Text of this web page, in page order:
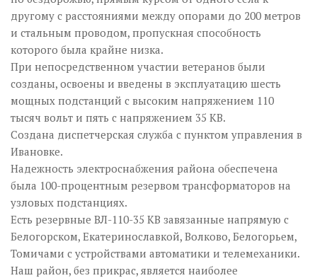
другому с расстояниями между опорами до 200 метров
и стальным проводом, пропускная способность
которого была крайне низка.
При непосредственном участии ветеранов были
созданы, освоены и введены в эксплуатацию шесть
мощных подстанций с высоким напряжением 110
тысяч вольт и пять с напряжением 35 КВ.
Создана диспетчерская служба с пунктом управления в
Ивановке.
Надежность электроснабжения района обеспечена
была 100-процентным резервом трансформаторов на
узловых подстанциях.
Есть резервные ВЛ-110-35 КВ завязанные напрямую с
Белогорском, Екатеринославкой, Волково, Белогорьем,
Томичами с устройствами автоматики и телемеханики.
Наш район, без прикрас, является наиболее